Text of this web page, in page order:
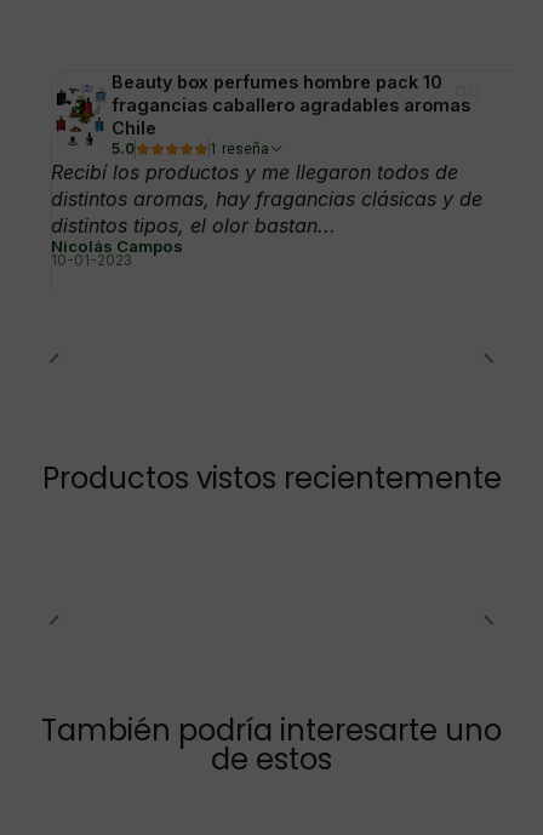
Beauty box perfumes hombre pack 10
fragancias caballero agradables aromas
Chile
5.0 1 reseña
Recibí los productos y me llegaron todos de
distintos aromas, hay fragancias clásicas y de
distintos tipos, el olor bastan...
Nicolás Campos
10-01-2023
Productos vistos recientemente
También podría interesarte uno
de estos